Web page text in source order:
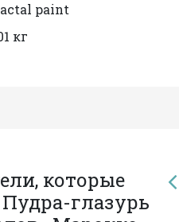
paint
кг
которые
глазурь